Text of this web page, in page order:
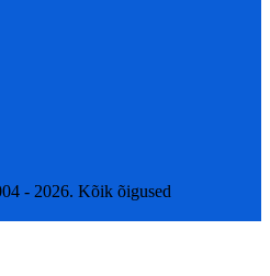
- 2026. Kõik õigused